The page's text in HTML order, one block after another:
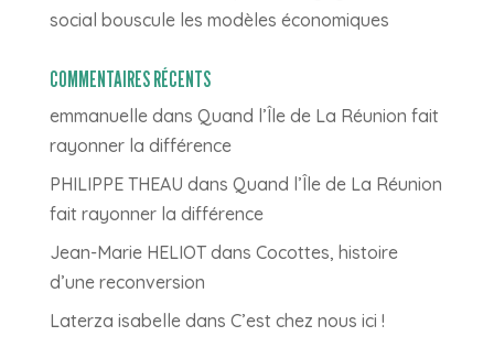
social bouscule les modèles économiques
COMMENTAIRES RÉCENTS
emmanuelledans Quand l’Île de La Réunion fait
rayonner la différence
PHILIPPE THEAU dans Quand l’Île de La Réunion
fait rayonner la différence
Jean-Marie HELIOTdans Cocottes, histoire
d’une reconversion
Laterza isabelledans C’est chez nous ici !